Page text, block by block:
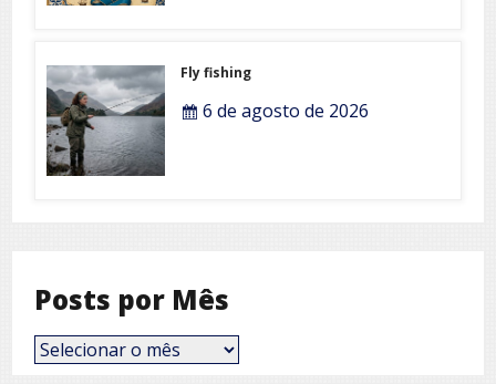
Fly fishing
6 de agosto de 2026
Posts por Mês
Posts
por